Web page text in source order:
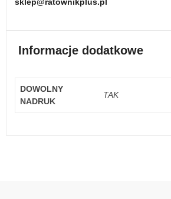
Informacje dodatkowe
DOWOLNY
NADRUK
TAK